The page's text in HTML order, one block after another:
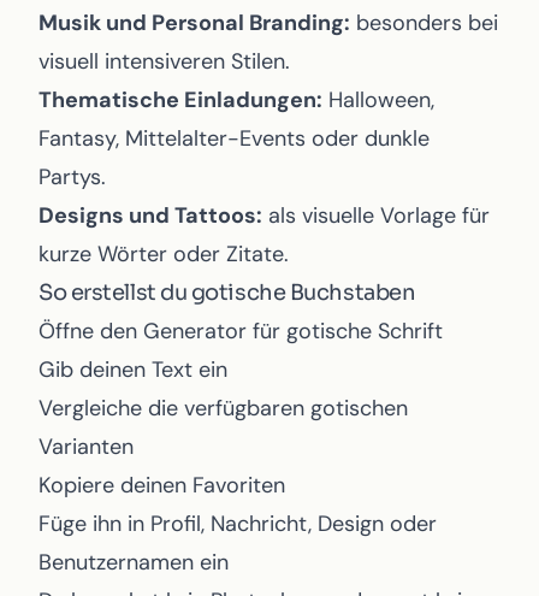
Musik und Personal Branding: besonders bei
visuell intensiveren Stilen.
Thematische Einladungen: Halloween,
Fantasy, Mittelalter-Events oder dunkle
Partys.
Designs und Tattoos: als visuelle Vorlage für
kurze Wörter oder Zitate.
So erstellst du gotische Buchstaben
Öffne den Generator für gotische Schrift
Gib deinen Text ein
Vergleiche die verfügbaren gotischen
Varianten
Kopiere deinen Favoriten
Füge ihn in Profil, Nachricht, Design oder
Benutzernamen ein